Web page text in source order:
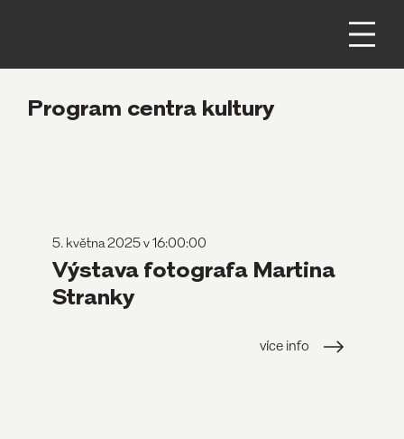
Program centra kultury
5. května 2025 v 16:00:00
Výstava fotografa Martina
Stranky
více info